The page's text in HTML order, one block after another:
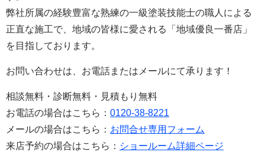
弊社所属の経験豊富な熟練の一級塗装技能士の職人による
正直な施工で、地域の皆様に愛される「地域優良一番店」
を目指しております。
お問い合わせは、お電話またはメールにて承ります！
相談無料・診断無料・見積もり無料
お電話の場合はこちら： 0120-38-8221
メールの場合はこちら： お問合せ専用フォーム
来店予約の場合はこちら： ショールーム詳細ページ